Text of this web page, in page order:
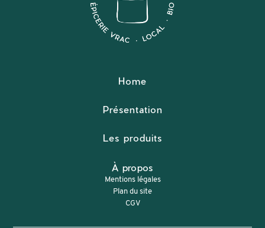
Home
Présentation
Les produits
À propos
Mentions légales
Plan du site
CGV